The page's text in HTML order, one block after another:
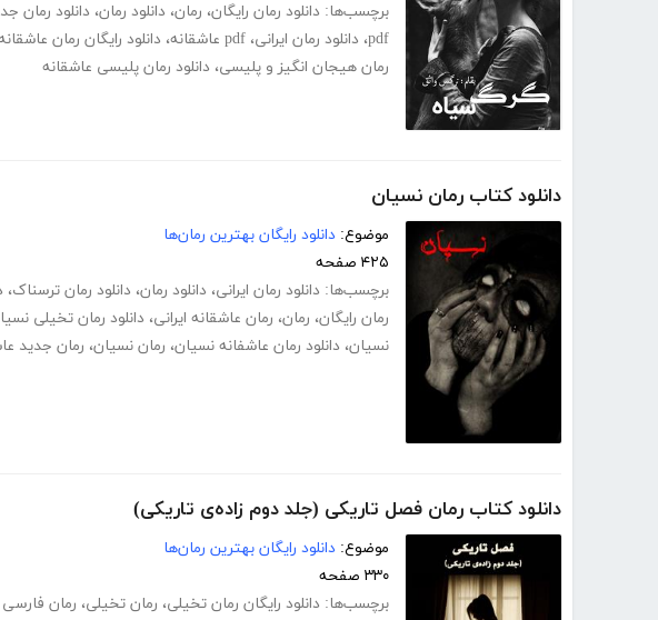
برچسب‌ها: دانلود رمان رایگان، رمان، دانلود رمان، دانلود رمان
pdf، دانلود رمان ایرانی، pdf عاشقانه ، دانلود رایگان رمان
رمان هیجان انگیز و پلیسی، دانلود رمان پلیسی عاشقانه
دانلود کتاب رمان نسیان
موضوع: دانلود رایگان بهترین رمان‌ها
۴۲۵ صفحه
برچسب‌ها: دانلود رمان ایرانی، دانلود رمان، دانلود رمان ترسناک،
رمان رایگان، رمان، رمان عاشقانه ایرانی، دانلود رمان تخیلی
نسیان، دانلود رمان عاشفانه نسیان، رمان نسیان، رمان جدید
دانلود کتاب رمان فصل تاریکی (جلد دوم زاده‌ی تاریکی)
موضوع: دانلود رایگان بهترین رمان‌ها
۳۳۰ صفحه
برچسب‌ها: دانلود رایگان رمان تخیلی، رمان تخیلی، رمان